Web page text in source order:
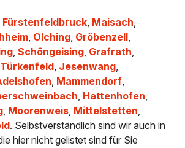
Fürstenfeldbruck, Maisach,
, Olching, Gröbenzell,
,Schöngeising, Grafrath,
Türkenfeld, Jesenwang,
, Mammendorf,
, Hattenhofen,
, Moorenweis, Mittelstetten,
. Selbstverständlich sind wir auch in
hier nicht gelistet sind für Sie